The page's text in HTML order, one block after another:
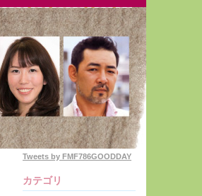
Tweets by FMF786GOODDAY
カテゴリ